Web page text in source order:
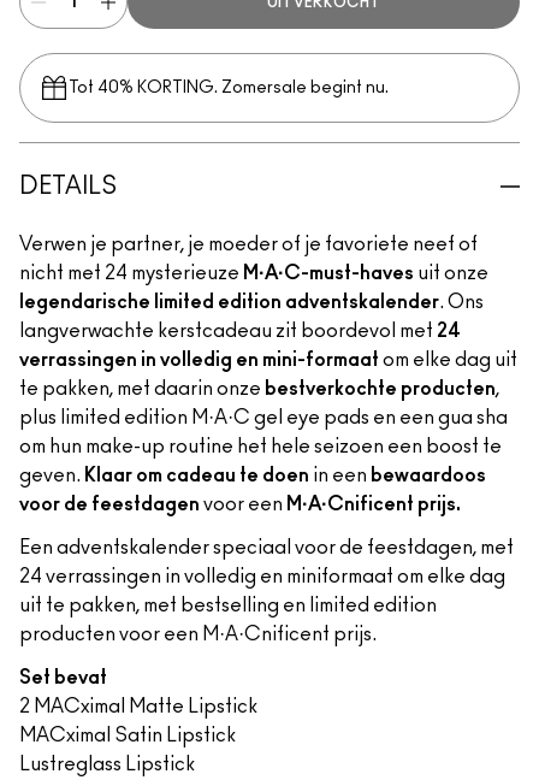
Tot 40% KORTING. Zomersale begint nu.
DETAILS
Verwen je partner, je moeder of je favoriete neef of
nicht met 24 mysterieuze M·A·C-must-haves uit onze
legendarische limited edition adventskalender. Ons
langverwachte kerstcadeau zit boordevol met 24
verrassingen in volledig en mini-formaat om elke dag uit
te pakken, met daarin onze bestverkochte producten,
plus limited edition M·A·C gel eye pads en een gua sha
om hun make-up routine het hele seizoen een boost te
geven. Klaar om cadeau te doen in een bewaardoos
voor de feestdagen voor een M·A·Cnificent prijs.
Een adventskalender speciaal voor de feestdagen, met
24 verrassingen in volledig en miniformaat om elke dag
uit te pakken, met bestselling en limited edition
producten voor een M·A·Cnificent prijs.
Set bevat
2 MACximal Matte Lipstick
MACximal Satin Lipstick
Lustreglass Lipstick